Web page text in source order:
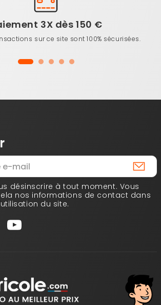
3X dès 150 €
sur ce site sont 100% sécurisées.
désinscrire à tout moment. Vous
nos informations de contact dans
du site.